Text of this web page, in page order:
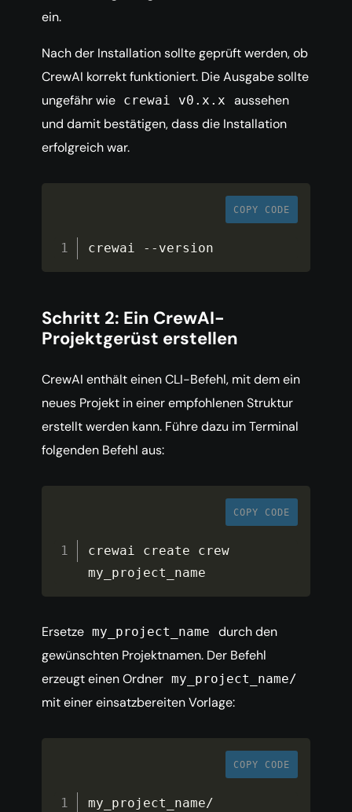
ein.
Nach der Installation sollte geprüft werden, ob
CrewAI korrekt funktioniert. Die Ausgabe sollte
ungefähr wie crewai v0.x.x
aussehen
und damit bestätigen, dass die Installation
erfolgreich war.
COPY CODE
crewai -- version
Schritt 2: Ein CrewAI-
Projektgerüst erstellen
CrewAI enthält einen CLI-Befehl, mit dem ein
neues Projekt in einer empfohlenen Struktur
erstellt werden kann. Führe dazu im Terminal
folgenden Befehl aus:
COPY CODE
crewai create crew
my_project_name
Ersetze my_project_name
durch den
gewünschten Projektnamen. Der Befehl
erzeugt einen Ordner my_project_name/
mit einer einsatzbereiten Vorlage:
COPY CODE
my_project_name/